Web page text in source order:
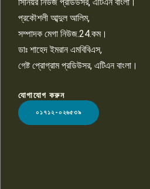
LOGO
প্রকৌশলী আব্দুল আলিম,
সম্পাদক মেগা নিউজ.24.কম।
ডাঃ শাহেদ ইমরান এমবিবিএস,
গেষ্ট প্রোগ্রাম প্রডিউসর, এটিএন বাংলা।
যোগাযোগ করুন
০১৭১২-০২৬৫৩৯